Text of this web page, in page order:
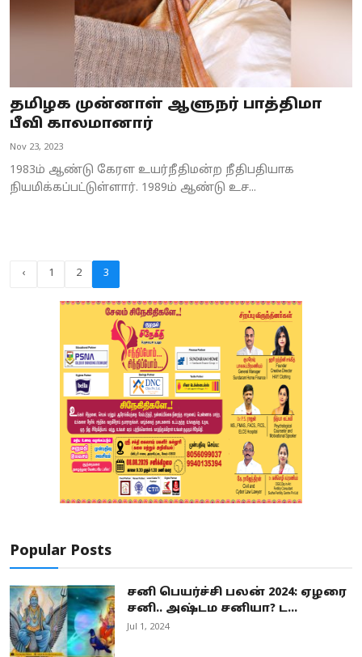
தமிழக முன்னாள் ஆளுநர் பாத்திமா
பீவி காலமானார்
Nov 23, 2023
1983ம் ஆண்டு கேரள உயர்நீதிமன்ற நீதிபதியாக
நியமிக்கப்பட்டுள்ளார். 1989ம் ஆண்டு உச...
‹ 1 2 3
Popular Posts
சனி பெயர்ச்சி பலன் 2024: ஏழரை
சனி.. அஷ்டம சனியா? ட...
Jul 1, 2024